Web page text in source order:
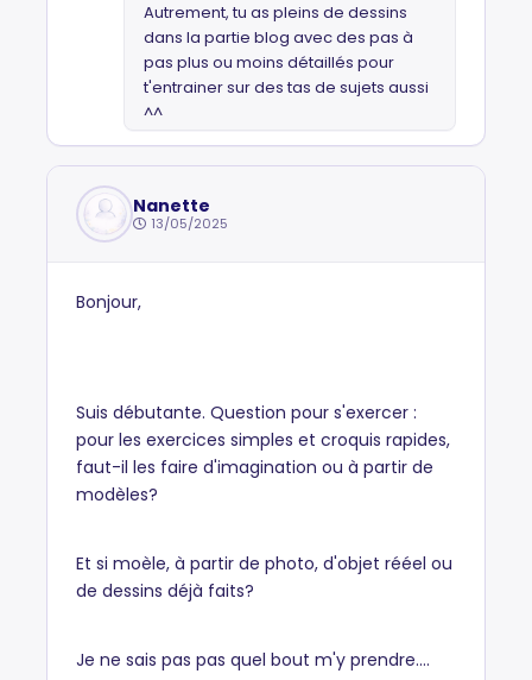
Autrement, tu as pleins de dessins
dans la partie blog avec des pas à
pas plus ou moins détaillés pour
t'entrainer sur des tas de sujets aussi
^^
Nanette
13/05/2025
Bonjour,
Suis débutante. Question pour s'exercer :
pour les exercices simples et croquis rapides,
faut-il les faire d'imagination ou à partir de
modèles?
Et si moèle, à partir de photo, d'objet rééel ou
de dessins déjà faits?
Je ne sais pas pas quel bout m'y prendre....